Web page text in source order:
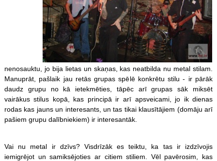
nenosauktu, jo bija lietas un skaņas, kas neatbilda nu metal stilam.
Manuprāt, pašlaik jau retās grupas spēlē konkrētu stilu - ir pārāk
daudz grupu no kā ietekmēties, tāpēc arī grupas sāk miksēt
vairākus stilus kopā, kas principā ir arī apsveicami, jo ik dienas
rodas kas jauns un interesants, un tas tikai klausītājiem (domāju arī
pašiem grupu dalībniekiem) ir interesantāk.
Vai nu metal ir dzīvs? Visdrīzāk es teiktu, ka tas ir izdzīvojis
iemigrējot un samiksējoties ar citiem stiliem. Vēl pavērosim, kas